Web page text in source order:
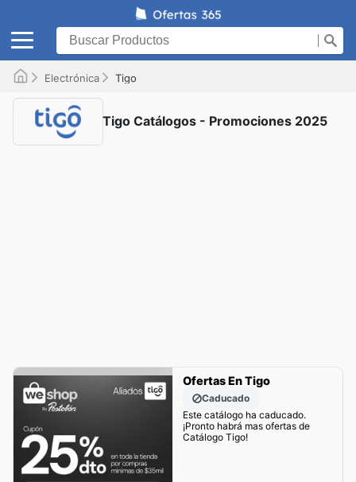
Electrónica Tigo
Tigo Catálogos - Promociones 2025
Ofertas En Tigo
Caducado
Este catálogo ha caducado.
¡Pronto habrá mas ofertas de
Catálogo Tigo!